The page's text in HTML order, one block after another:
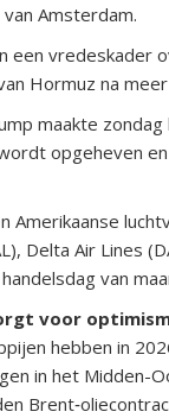
Amsterdam.
een vredeskader
Hormuz na
maakte
opgeheven
Amerikaanse
Delta Air Lines
van
voor
hebben in
in het Midden-